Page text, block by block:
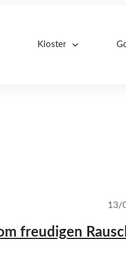
Kloster
13/
freudigen